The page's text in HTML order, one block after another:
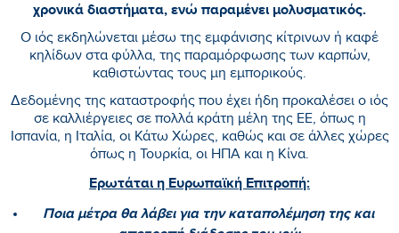
χρονικά διαστήματα, ενώ παραμένει μολυσματικός.
Ο ιός εκδηλώνεται μέσω της εμφάνισης κίτρινων ή καφέ
κηλίδων στα φύλλα, της παραμόρφωσης των καρπών,
καθιστώντας τους μη εμπορικούς.
Δεδομένης της καταστροφής που έχει ήδη προκαλέσει ο ιός
σε καλλιέργειες σε πολλά κράτη μέλη της ΕΕ, όπως η
Ισπανία, η Ιταλία, οι Κάτω Χώρες, καθώς και σε άλλες χώρες
όπως η Τουρκία, οι ΗΠΑ και η Κίνα.
Ερωτάται η Ευρωπαϊκή Επιτροπή:
Ποια μέτρα θα λάβει για την καταπολέμηση της και